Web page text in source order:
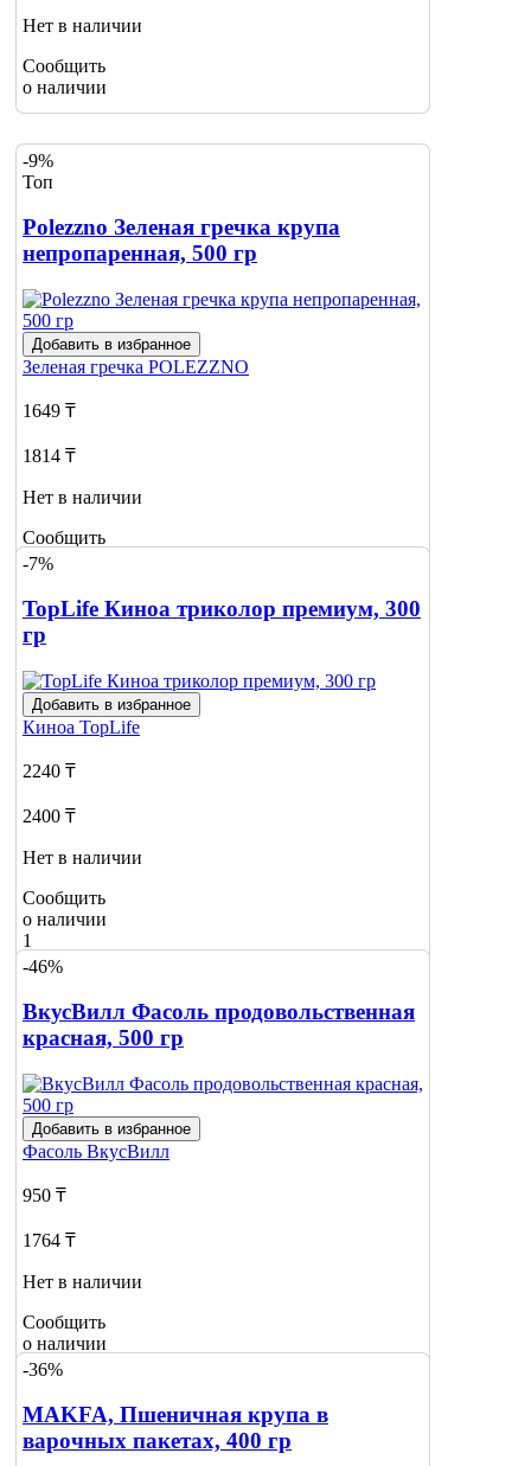
Нет в наличии
Сообщить
о наличии
-9%
Топ
Polezzno Зеленая гречка крупа
непропаренная, 500 гр
Добавить в избранное
Зеленая гречка POLEZZNO
1649 ₸
1814 ₸
Нет в наличии
Сообщить
о наличии
-7%
TopLife Киноа триколор премиум, 300
гр
Добавить в избранное
Киноа TopLife
2240 ₸
2400 ₸
Нет в наличии
Сообщить
о наличии
1
-46%
ВкусВилл Фасоль продовольственная
красная, 500 гр
Добавить в избранное
Фасоль ВкусВилл
950 ₸
1764 ₸
Нет в наличии
Сообщить
о наличии
-36%
MAKFA, Пшеничная крупа в
варочных пакетах, 400 гр